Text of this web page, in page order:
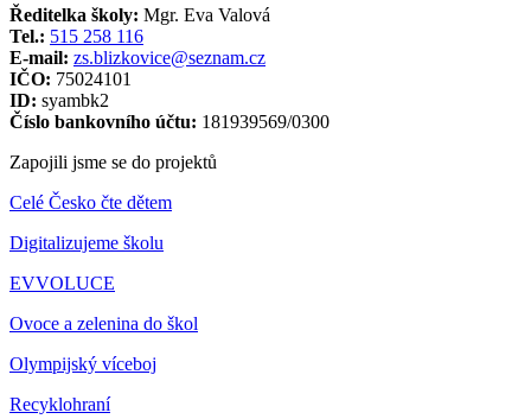
Ředitelka školy: Mgr. Eva Valová
Tel.: 515 258 116
E-mail: zs.blizkovice@seznam.cz
IČO: 75024101
ID: syambk2
Číslo bankovního účtu: 181939569/0300
Zapojili jsme se do projektů
Celé Česko čte dětem
Digitalizujeme školu
EVVOLUCE
Ovoce a zelenina do škol
Olympijský víceboj
Recyklohraní